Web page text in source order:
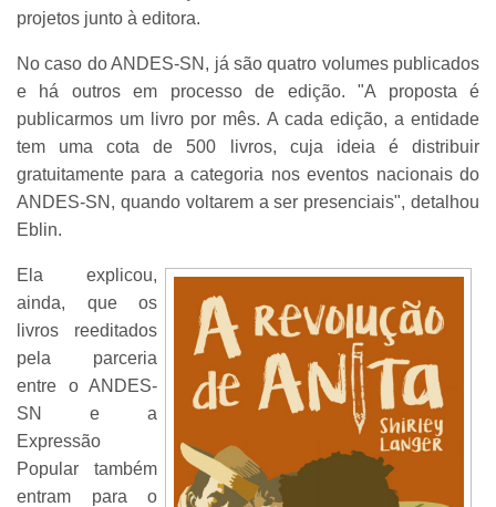
projetos junto à editora.
No caso do ANDES-SN, já são quatro volumes publicados
e há outros em processo de edição. "A proposta é
publicarmos um livro por mês. A cada edição, a entidade
tem uma cota de 500 livros, cuja ideia é distribuir
gratuitamente para a categoria nos eventos nacionais do
ANDES-SN, quando voltarem a ser presenciais", detalhou
Eblin.
Ela explicou,
ainda, que os
livros reeditados
pela parceria
entre o ANDES-
SN e a
Expressão
Popular também
entram para o